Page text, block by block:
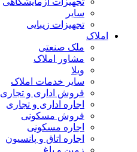
سایر
تجهیزات زیبایی
املاک
ملک صنعتی
مشاور املاک
ویلا
سایر خدمات املاک
فروش اداری و تجاری
اجاره اداری و تجاری
فروش مسکونی
اجاره مسکونی
اجاره اتاق و پانسیون